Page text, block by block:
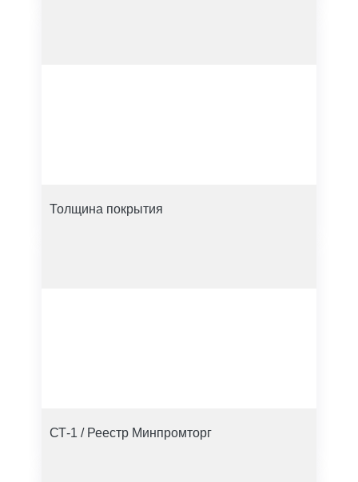
Толщина покрытия
СТ-1 / Реестр Минпромторг